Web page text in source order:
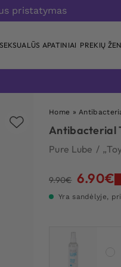
pristatymas
SEKSUALŪS APATINIAI PREKIŲ
Home »
Antibacterial
Pure Lube /
9.90€ Original
6.90€
Yra sandėlyje,